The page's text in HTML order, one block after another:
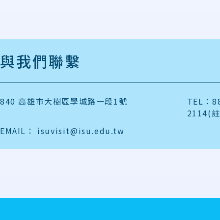
與我們聯繫
840 高雄市大樹區學城路一段1號
TEL：
2114(
EMAIL： isuvisit@isu.edu.tw